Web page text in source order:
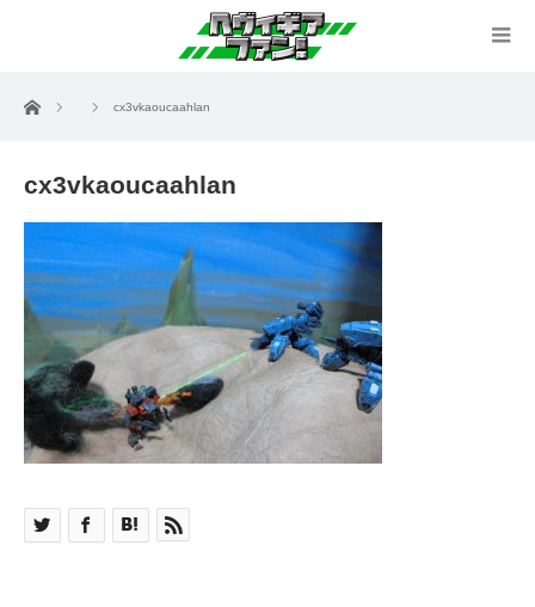
ホーム cx3vkaoucaahlan
cx3vkaoucaahlan